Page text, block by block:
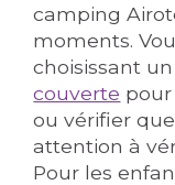
camping
moments.
choisissant
couverte
ou vérifier
attention à
Pour les